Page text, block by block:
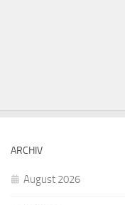
ARCHIV
August 2026